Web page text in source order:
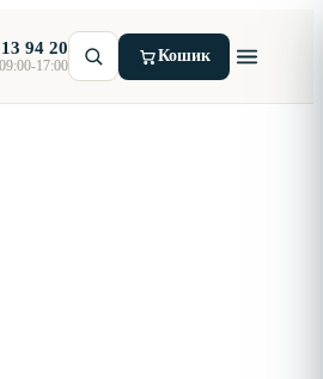
94 20
17:00
Кошик